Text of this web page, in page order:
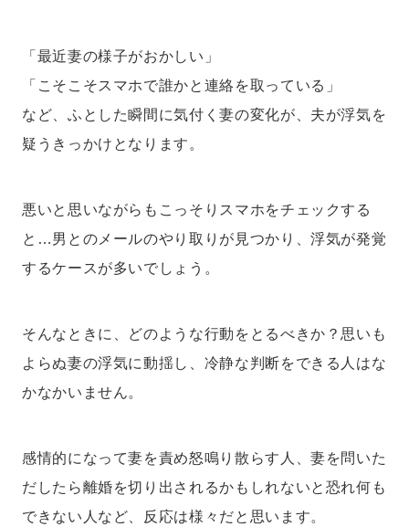
「最近妻の様子がおかしい」
「こそこそスマホで誰かと連絡を取っている」
など、ふとした瞬間に気付く妻の変化が、夫が浮気を
疑うきっかけとなります。
悪いと思いながらもこっそりスマホをチェックする
と…男とのメールのやり取りが見つかり、浮気が発覚
するケースが多いでしょう。
そんなときに、どのような行動をとるべきか？思いも
よらぬ妻の浮気に動揺し、冷静な判断をできる人はな
かなかいません。
感情的になって妻を責め怒鳴り散らす人、妻を問いた
だしたら離婚を切り出されるかもしれないと恐れ何も
できない人など、反応は様々だと思います。